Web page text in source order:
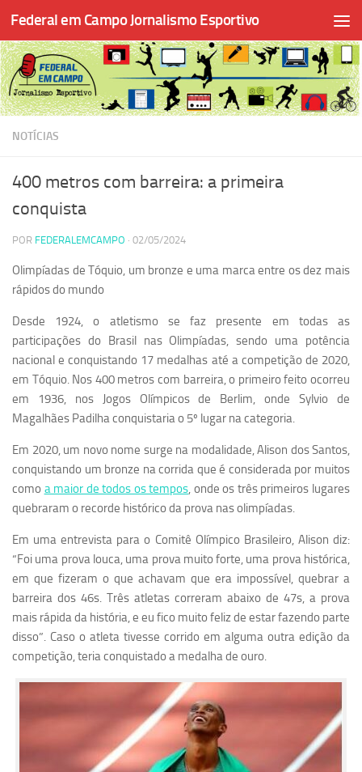
Skip to content
Federal em Campo Jornalismo Esportivo
NOTÍCIAS
400 metros com barreira: a primeira
conquista
POR FEDERALEMCAMPO · 02/05/2024
Olimpíadas de Tóquio, um bronze e uma marca entre os dez mais
rápidos do mundo
Desde 1924, o atletismo se faz presente em todas as
participações do Brasil nas Olimpíadas, sendo uma potência
nacional e conquistando 17 medalhas até a competição de 2020,
em Tóquio. Nos 400 metros com barreira, o primeiro feito ocorreu
em 1936, nos Jogos Olímpicos de Berlim, onde Sylvio de
Magalhães Padilha conquistaria o 5º lugar na categoria.
Em 2020, um novo nome surge na modalidade, Alison dos Santos,
conquistando um bronze na corrida que é considerada por muitos
como a maior de todos os tempos , onde os três primeiros lugares
quebraram o recorde histórico da prova nas olimpíadas.
Em uma entrevista para o Comitê Olímpico Brasileiro, Alison diz:
“Foi uma prova louca, uma prova muito forte, uma prova histórica,
em que fizeram o que achavam que era impossível, quebrar a
barreira dos 46s. Três atletas correram abaixo de 47s, a prova
mais rápida da história, e eu fico muito feliz de estar fazendo parte
disso”. Caso o atleta tivesse corrido em alguma outra edição da
competição, teria conquistado a medalha de ouro.